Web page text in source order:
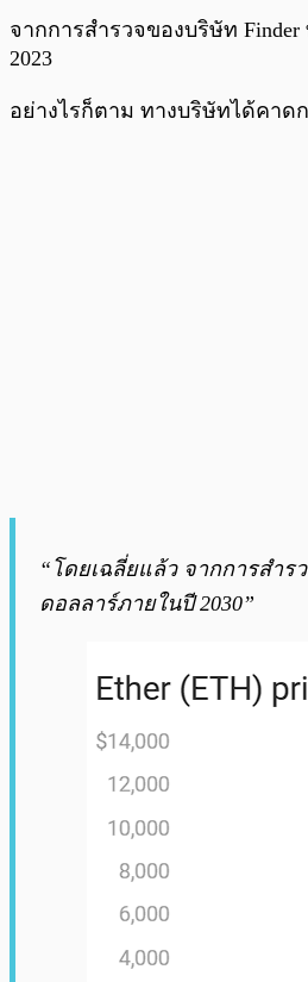
จากการสำรวจของบริษัท
2023
อย่างไรก็ตาม ทางบริษัทได้คาด
“โดยเฉลี่ยแล้ว จากการสำร
ดอลลาร์ภายในปี 2030”